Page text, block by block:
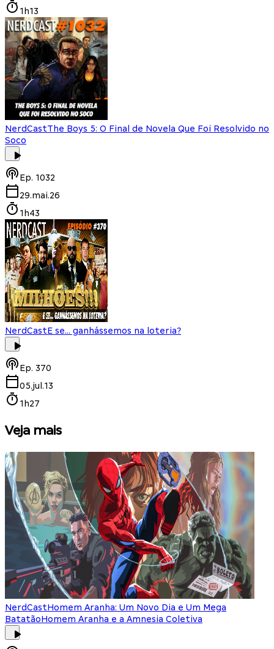
1h13
NerdCastThe Boys 5: O Final de Novela Que Foi Resolvido no
Soco
Ep. 1032
29.mai.26
1h43
NerdCastE se... ganhássemos na loteria?
Ep. 370
05.jul.13
1h27
Veja mais
NerdCastHomem Aranha: Um Novo Dia e Um Mega
BatatãoHomem Aranha e a Amnesia Coletiva